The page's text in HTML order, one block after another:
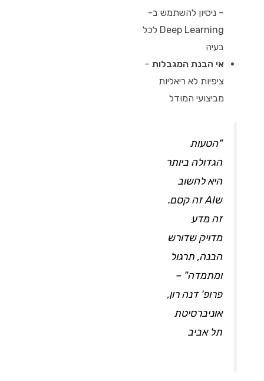
– ניסיון להשתמש ב-
Deep Learning לכל
בעיה
אי הבנת המגבלות –
ציפיות לא ריאליות
מביצועי המודל
"הטעות
הגדולה ביותר
היא לחשוב
שAI זה קסם.
זה מדע
מדויק שדורש
הבנה, תרגול
ומתמדה" –
פרופ' דנה רון,
אוניברסיטת
תל אביב